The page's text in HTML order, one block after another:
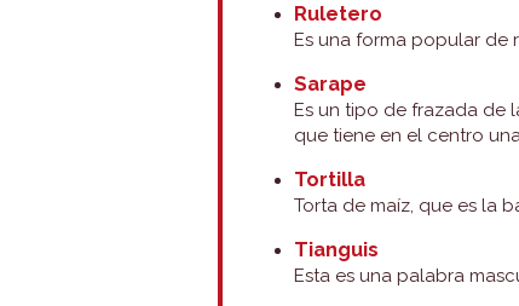
Ruletero
Es una forma popular de
Sarape
Es un tipo de frazada de
que tiene en el centro
Tortilla
Torta de maíz, que es la
Tianguis
Esta es una palabra